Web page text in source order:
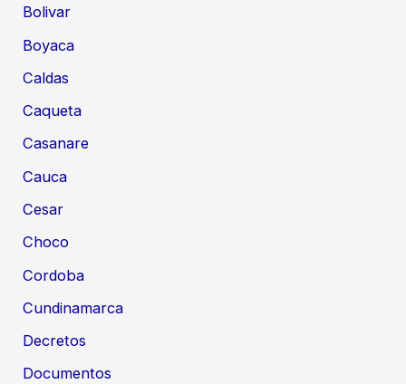
Bolivar
Boyaca
Caldas
Caqueta
Casanare
Cauca
Cesar
Choco
Cordoba
Cundinamarca
Decretos
Documentos